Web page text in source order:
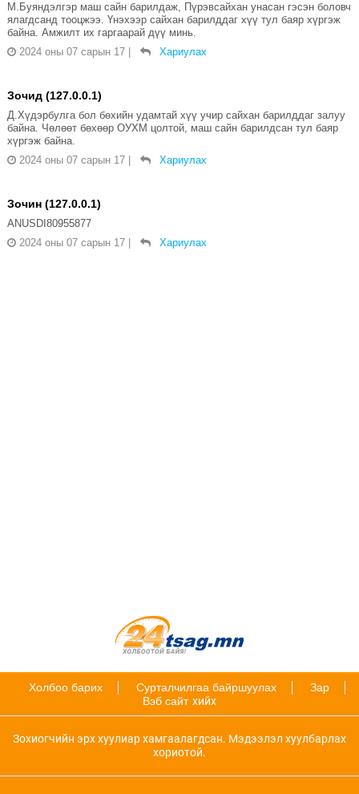
М.Буяндэлгэр маш сайн барилдаж, Пүрэвсайхан унасан гэсэн боловч
ялагдсанд тооцжээ. Үнэхээр сайхан барилддаг хүү тул баяр хүргэж
байна. Амжилт их гаргаарай дүү минь.
2024 оны 07 сарын 17
Хариулах
Зочид (127.0.0.1)
Д.Хүдэрбулга бол бөхийн удамтай хүү учир сайхан барилддаг залуу
байна. Чөлөөт бөхөөр ОУХМ цолтой, маш сайн барилдсан тул баяр
хүргэж байна.
2024 оны 07 сарын 17
Хариулах
Зочин (127.0.0.1)
ANUSDI80955877
2024 оны 07 сарын 17
Хариулах
Холбоо барих Сурталчилгаа байршуулах
Зар
Вэб сайт хийх
Зохиогчийн эрх хуулиар хамгаалагдсан. Мэдээлэл хуулбарлах
хориотой.